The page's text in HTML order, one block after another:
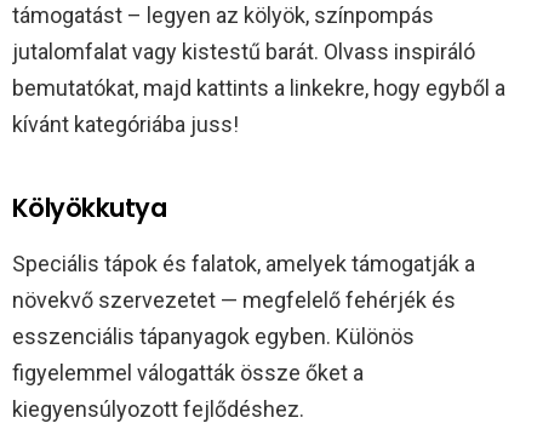
támogatást – legyen az kölyök, színpompás
jutalomfalat vagy kistestű barát. Olvass inspiráló
bemutatókat, majd kattints a linkekre, hogy egyből a
kívánt kategóriába juss!
Kölyökkutya
Speciális tápok és falatok, amelyek támogatják a
növekvő szervezetet — megfelelő fehérjék és
esszenciális tápanyagok egyben. Különös
figyelemmel válogatták össze őket a
kiegyensúlyozott fejlődéshez.